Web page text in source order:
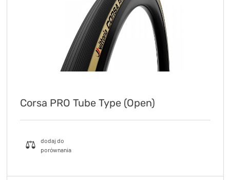
Corsa PRO Tube Type (Open)